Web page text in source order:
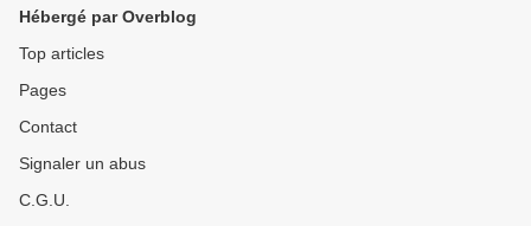
Hébergé par Overblog
Top articles
Pages
Contact
Signaler un abus
C.G.U.